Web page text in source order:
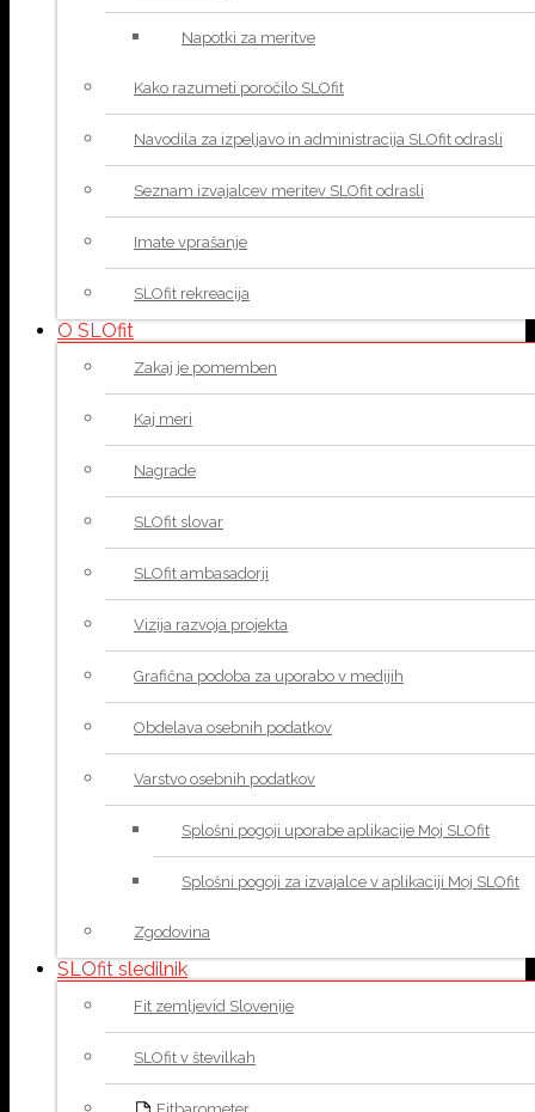
Napotki za meritve
Kako razumeti poročilo SLOfit
Navodila za izpeljavo in administracija SLOfit odrasli
Seznam izvajalcev meritev SLOfit odrasli
Imate vprašanje
SLOfit rekreacija
O SLOfit
Zakaj je pomemben
Kaj meri
Nagrade
SLOfit slovar
SLOfit ambasadorji
Vizija razvoja projekta
Grafična podoba za uporabo v medijih
Obdelava osebnih podatkov
Varstvo osebnih podatkov
Splošni pogoji uporabe aplikacije Moj SLOfit
Splošni pogoji za izvajalce v aplikaciji Moj SLOfit
Zgodovina
SLOfit sledilnik
Fit zemljevid Slovenije
SLOfit v številkah